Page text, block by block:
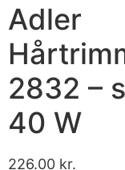
Adler
2832 –
40 W
226.00 kr.